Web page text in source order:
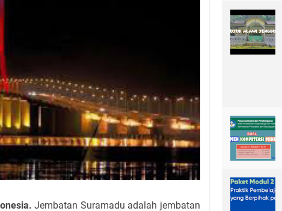
Jembatan Suramadu adalah jembatan